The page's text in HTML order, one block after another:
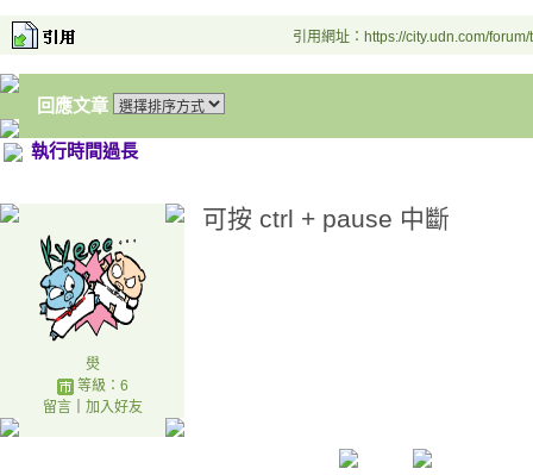
引用網址：https://city.udn.com/
回應文章
執行時間過長
燢
等級：6
留言｜ 加入好友
可按 ctrl + pause 中斷